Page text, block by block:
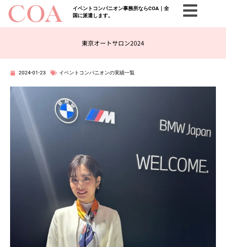
イベントコンパニオン事務所ならCOA｜全
国に派遣します。
東京オートサロン2024
2024-01-23 イベントコンパニオンの実績一覧